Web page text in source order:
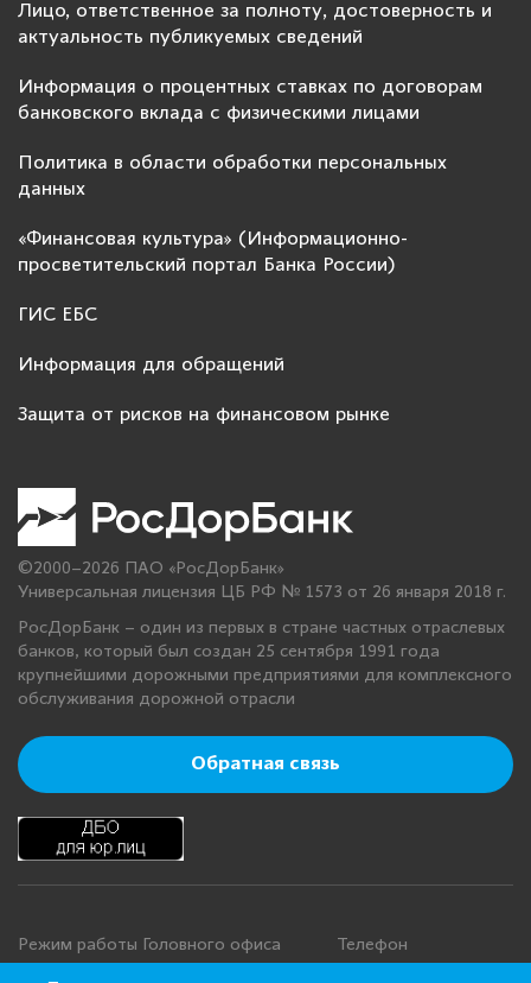
Лицо, ответственное за полноту, достоверность и
актуальность публикуемых сведений
Информация о процентных ставках по договорам
банковского вклада с физическими лицами
Политика в области обработки персональных
данных
«Финансовая культура» (Информационно-
просветительский портал Банка России)
ГИС ЕБС
Информация для обращений
Защита от рисков на финансовом рынке
©2000–2026 ПАО «РосДорБанк»
Универсальная лицензия ЦБ РФ № 1573 от 26 января 2018 г.
РосДорБанк – один из первых в стране частных отраслевых
банков, который был создан 25 сентября 1991 года
крупнейшими дорожными предприятиями для комплексного
обслуживания дорожной отрасли
Обратная связь
Режим работы Головного офиса Телефон